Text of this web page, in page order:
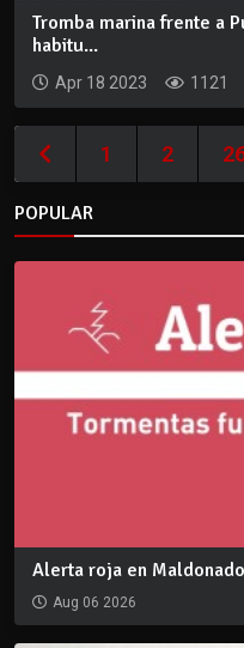
Tromba marina frente a
habitu...
Apr 18 2023 1121
1 2
POPULAR
Alerta roja en
Aug 06 2026